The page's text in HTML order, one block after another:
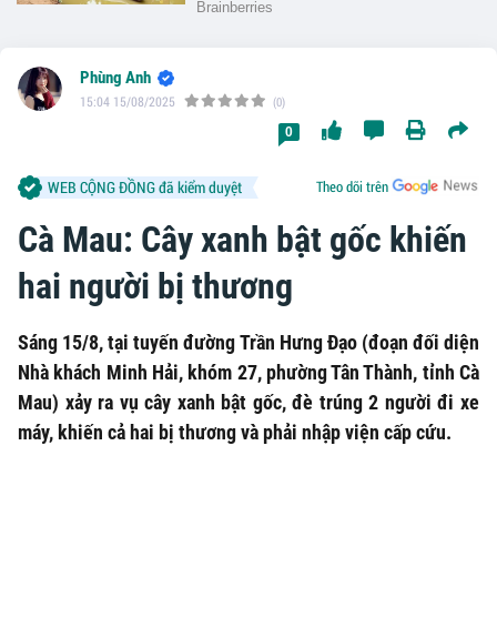
Cà Mau: Cây xanh bật gốc khiến
hai người bị thương
Sáng 15/8, tại tuyến đường Trần Hưng Đạo (đoạn đối diện
Nhà khách Minh Hải, khóm 27, phường Tân Thành, tỉnh Cà
Mau) xảy ra vụ cây xanh bật gốc, đè trúng 2 người đi xe
máy, khiến cả hai bị thương và phải nhập viện cấp cứu.
Phùng Anh
15:04 15/08/2025 (0)
0
Theo dõi trên
WEB CỘNG ĐỒNG đã kiểm duyệt